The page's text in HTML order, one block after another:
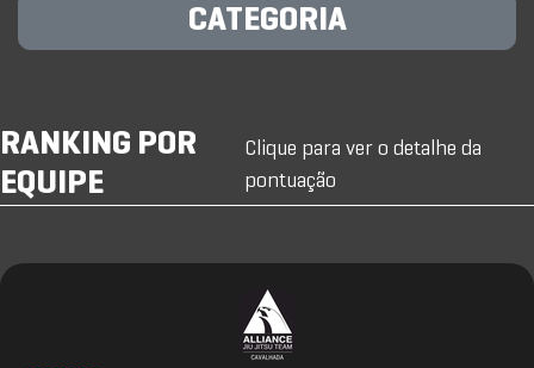
CATEGORIA
RANKING POR
EQUIPE
Clique para ver o detalhe da
pontuação